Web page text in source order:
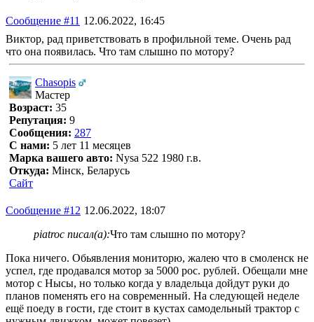
Сообщение #11 12.06.2022, 16:45
Виктор, рад приветствовать в профильной теме. Очень рад
что она появилась. Что там слышно по мотору?
Chasopis
Мастер
Возраст: 35
Репутация: 9
Сообщения: 287
С нами: 5 лет 11 месяцев
Марка вашего авто: Nysa 522 1980 г.в.
Откуда: Мінск, Беларусь
Сайт
Сообщение #12 12.06.2022, 18:07
piatroc писал(а):Что там слышно по мотору?
Пока ничего. Обьявления мониторю, жалею что в смоленск не
успел, где продавался мотор за 5000 рос. рублей. Обещали мне
мотор с Нысы, но только когда у владельца дойдут руки до
планов поменять его на современный. На следующей неделе
ещё поеду в гости, где стоит в кустах самодельный трактор с